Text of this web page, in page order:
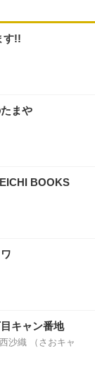
す!!
まや
BOOKS
キャン番地
沙織 （さおキャ